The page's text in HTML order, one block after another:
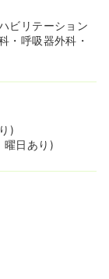
ビリテーション
・呼吸器外科・
)
曜日あり)